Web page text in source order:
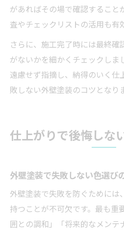
があればその場で確認すること
査やチェックリストの活用も有
さらに、施工完了時には最終確
がないかを細かくチェックしま
遠慮せず指摘し、納得のいく仕
敗しない外壁塗装のコツとなり
仕上がりで後悔しな
外壁塗装で失敗しない色選び
外壁塗装で失敗を防ぐためには
持つことが不可欠です。最も重
囲との調和」「将来的なメンテ